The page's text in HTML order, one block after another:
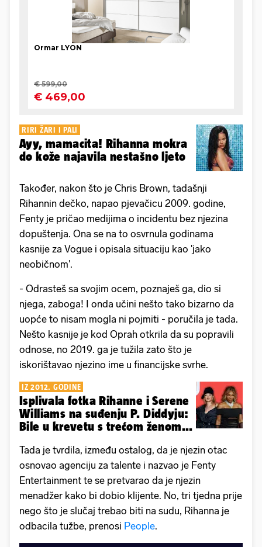
RIRI ŽARI I PALI
Ayy, mamacita! Rihanna mokra
do kože najavila nestašno ljeto
Također, nakon što je Chris Brown, tadašnji
Rihannin dečko, napao pjevačicu 2009. godine,
Fenty je pričao medijima o incidentu bez njezina
dopuštenja. Ona se na to osvrnula godinama
kasnije za Vogue i opisala situaciju kao 'jako
neobičnom'.
- Odrasteš sa svojim ocem, poznaješ ga, dio si
njega, zaboga! I onda učini nešto tako bizarno da
uopće to nisam mogla ni pojmiti - poručila je tada.
Nešto kasnije je kod Oprah otkrila da su popravili
odnose, no 2019. ga je tužila zato što je
iskorištavao njezino ime u financijske svrhe.
IZ 2012. GODINE
Isplivala fotka Rihanne i Serene
Williams na suđenju P. Diddyju:
Bile u krevetu s trećom ženom...
Tada je tvrdila, između ostalog, da je njezin otac
osnovao agenciju za talente i nazvao je Fenty
Entertainment te se pretvarao da je njezin
menadžer kako bi dobio klijente. No, tri tjedna prije
nego što je slučaj trebao biti na sudu, Rihanna je
odbacila tužbe, prenosi People.